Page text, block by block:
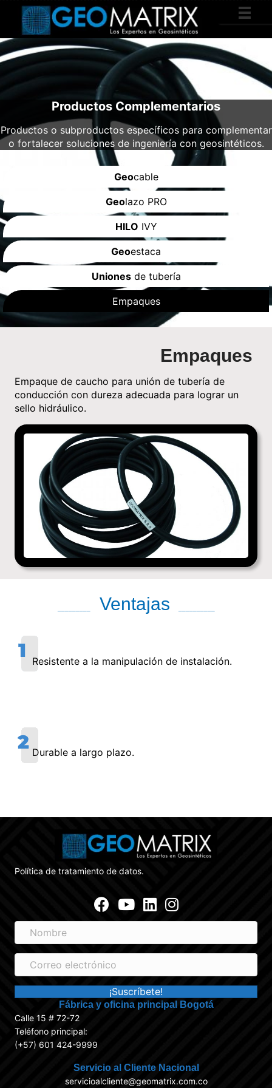
Productos Complementarios
Productos o subproductos específicos para complementar
o fortalecer soluciones de ingeniería con geosintéticos.
Geocable
Geolazo PRO
HILO IVY
Geoestaca
Unionesde tubería
Empaques
Empaques
Empaque de caucho para unión de tubería de
conducción con dureza adecuada para lograr un
sello hidráulico.
Ventajas
Resistente a la manipulación de instalación.
Durable a largo plazo.
Política de tratamiento de datos.
FacebookYoutubeLinkedinInstagram
o
m
o
r
r
e
o
e
¡Suscríbete!
Fábrica y oficina principal Bogotá
Calle 15 # 72-72
Teléfono principal:
(+57) 601 424-9999
Servicio al Cliente Nacional
servicioalcliente@geomatrix.com.co